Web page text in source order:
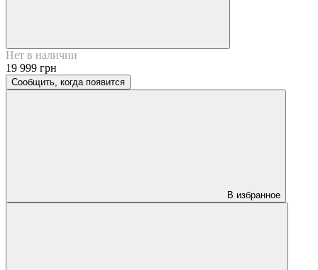
Нет в наличии
19 999 грн
Сообщить, когда появится
В избранное